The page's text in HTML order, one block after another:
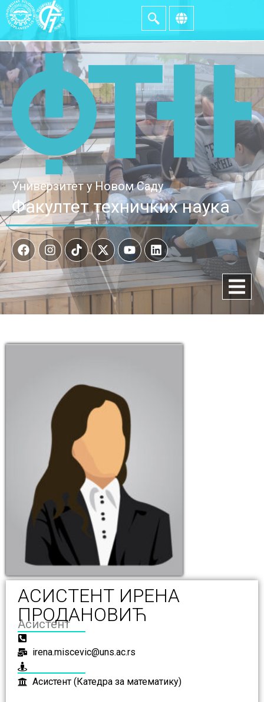
Универзитет у Новом Саду
Факултет техничких наука
АСИСТЕНТ ИРЕНА
ПРОДАНОВИЋ
Асистент
irena.miscevic@uns.ac.rs
Асистент (Катедра за математику)